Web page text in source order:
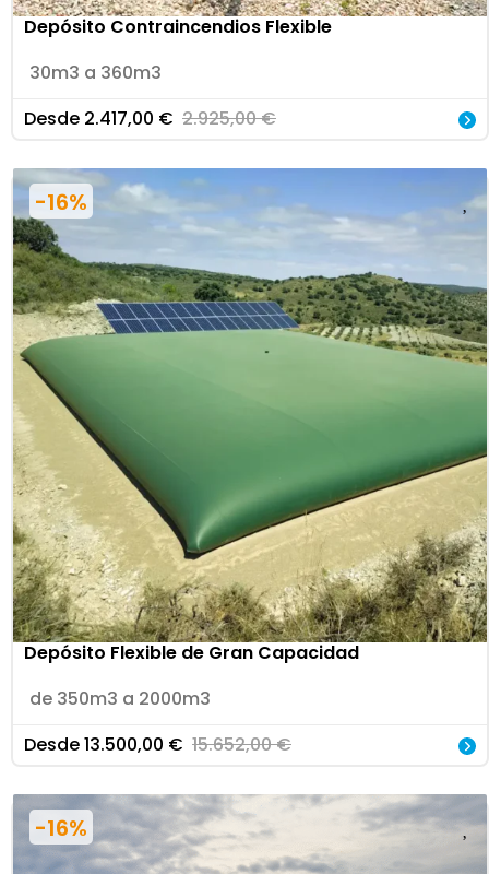
Depósito Contraincendios Flexible
30m3 a 360m3
Desde 2.417,00 € 2.925,00€
-16%
Depósito Flexible de Gran Capacidad
de 350m3 a 2000m3
Desde13.500,00 € 15.652,00€
-16%